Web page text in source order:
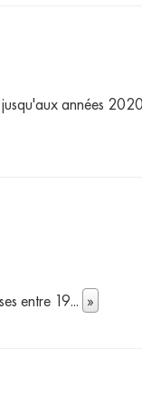
années
entre 19... »